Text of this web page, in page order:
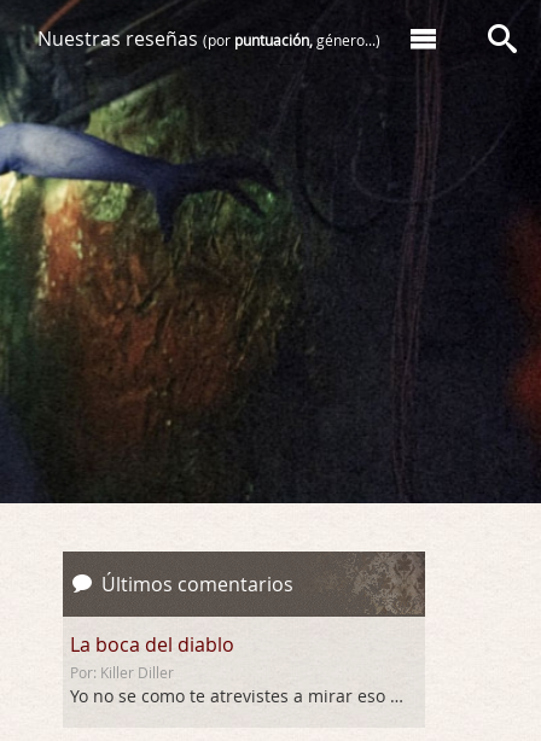
Nuestras reseñas (por puntuación,género...)
Últimos comentarios
La boca del diablo
Por: Killer Diller
Yo no se como te atrevistes a mirar eso …